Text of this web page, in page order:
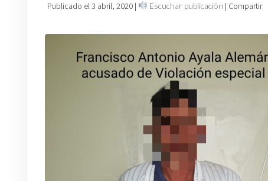
Publicado el 3 abril, 2020 | Escuchar publicación | Compartir